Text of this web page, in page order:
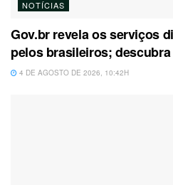
NOTÍCIAS
Gov.br revela os serviços
pelos brasileiros;
4 DE AGOSTO DE 2026, 10:42H